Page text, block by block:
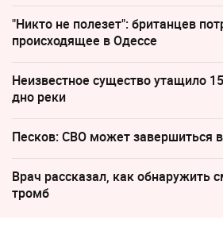
"Никто не полезет": британцев
происходящее в Одессе
Неизвестное существо утащило
дно реки
Песков: СВО может завершиться
Врач рассказал, как обнаружить
тромб